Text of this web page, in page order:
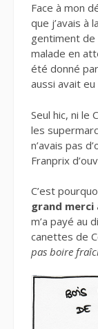
Face à mon
que j’avais à
gentiment de
malade en
été donné
aussi avait
Seul hic, ni le
les
n’avais pas
Franprix
C’est
grand merci
m’a payé au
canettes de
pas boire